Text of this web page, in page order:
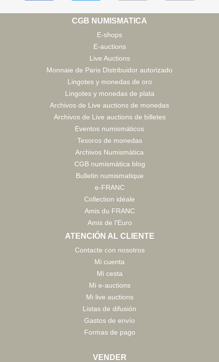
CGB NUMISMATICA
E-shops
E-auctions
Live Auctions
Monnaie de Paris Distribuidor autorizado
Lingotes y monedas de oro
Lingotes y monedas de plata
Archivos de Live auctions de monedas
Archivos de Live auctions de billetes
Eventos numismáticos
Tesoros de monedas
Archivos Numismàtica
CGB numismàtica blog
Bulletin numismatique
e-FRANC
Collection idéale
Amis du FRANC
Amis de l'Euro
ATENCIÓN AL CLIENTE
Contacte con nosotros
Mi cuenta
Mi cesta
Mi e-auctions
Mi live auctions
Listas de difusión
Gastos de envío
Formas de pago
VENDER